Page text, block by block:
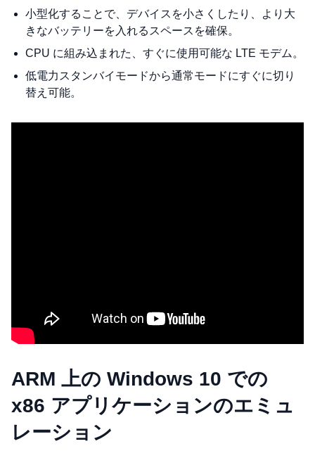
小型化することで、デバイスを小さくしたり、より大
きなバッテリーを入れるスペースを確保。
CPU に組み込まれた、すぐに使用可能な LTE モデム。
低電力スタンバイモードから通常モードにすぐに切り
替え可能。
ARM 上の Windows 10 での
x86 アプリケーションのエミュ
レーション